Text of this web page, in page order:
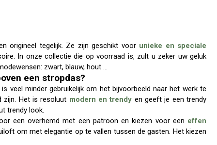
origineel tegelijk. Ze zijn geschikt voor unieke en speciale
In onze collectie die op voorraad is, zult u zeker uw geluk
zwart, blauw, hout ...
een stropdas?
veel minder gebruikelijk om het bijvoorbeeld naar het werk te
zijn. Het is resoluut modern en trendy en geeft je een trendy
trendy look.
een overhemd met een patroon en kiezen voor een effen
om met elegantie op te vallen tussen de gasten. Het kiezen